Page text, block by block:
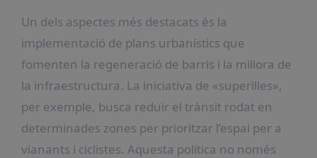
Un dels aspectes més destacats és la
implementació de plans urbanístics que
fomenten la regeneració de barris i la millora de
la infraestructura. La iniciativa de «superilles»,
per exemple, busca reduir el trànsit rodat en
determinades zones per prioritzar l’espai per a
vianants i ciclistes. Aquesta política no només